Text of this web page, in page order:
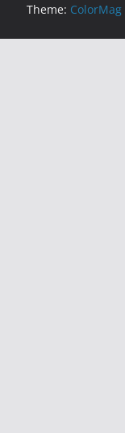
Theme: ColorMag